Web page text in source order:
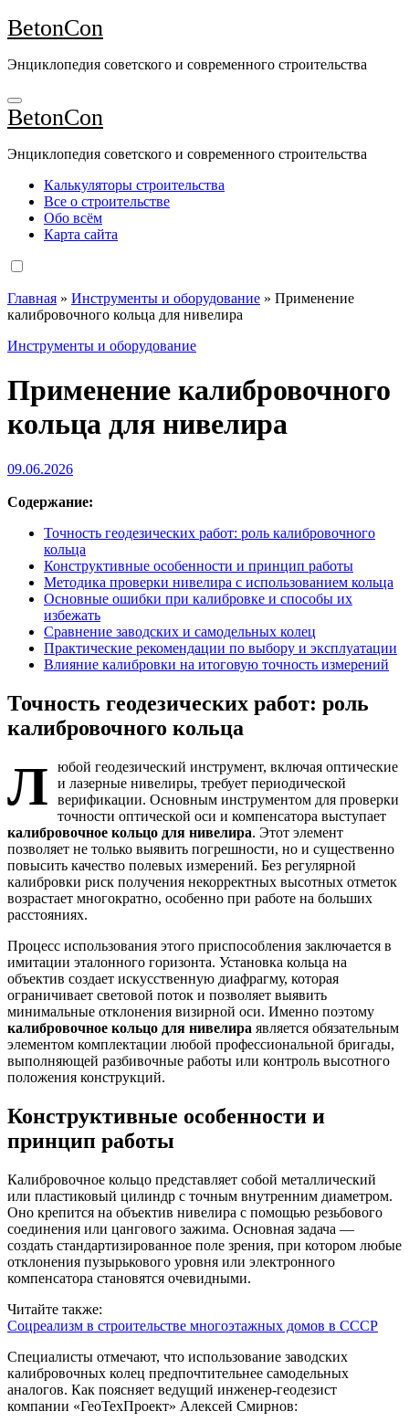
Перейти
к
BetonCon
Энциклопедия советского и современного строительства
BetonCon
Энциклопедия советского и современного строительства
Калькуляторы строительства
Все о строительстве
Обо всём
Карта сайта
Главная » Инструменты и оборудование » Применение
калибровочного кольца для нивелира
Инструменты и оборудование
Применение калибровочного
кольца для нивелира
09.06.2026
Содержание:
Точность геодезических работ: роль калибровочного
кольца
Конструктивные особенности и принцип работы
Методика проверки нивелира с использованием кольца
Основные ошибки при калибровке и способы их
избежать
Сравнение заводских и самодельных колец
Практические рекомендации по выбору и эксплуатации
Влияние калибровки на итоговую точность измерений
Точность геодезических работ: роль
калибровочного кольца
Л
юбой геодезический инструмент, включая оптические
и лазерные нивелиры, требует периодической
верификации. Основным инструментом для проверки
точности оптической оси и компенсатора выступает
калибровочное кольцо для нивелира. Этот элемент
позволяет не только выявить погрешности, но и существенно
повысить качество полевых измерений. Без регулярной
калибровки риск получения некорректных высотных отметок
возрастает многократно, особенно при работе на больших
расстояниях.
Процесс использования этого приспособления заключается в
имитации эталонного горизонта. Установка кольца на
объектив создает искусственную диафрагму, которая
ограничивает световой поток и позволяет выявить
минимальные отклонения визирной оси. Именно поэтому
калибровочное кольцо для нивелира является обязательным
элементом комплектации любой профессиональной бригады,
выполняющей разбивочные работы или контроль высотного
положения конструкций.
Конструктивные особенности и
принцип работы
Калибровочное кольцо представляет собой металлический
или пластиковый цилиндр с точным внутренним диаметром.
Оно крепится на объектив нивелира с помощью резьбового
соединения или цангового зажима. Основная задача —
создать стандартизированное поле зрения, при котором любые
отклонения пузырькового уровня или электронного
компенсатора становятся очевидными.
Читайте также:
Соцреализм в строительстве многоэтажных домов в СССР
Специалисты отмечают, что использование заводских
калибровочных колец предпочтительнее самодельных
аналогов. Как поясняет ведущий инженер-геодезист
компании «ГеоТехПроект» Алексей Смирнов: